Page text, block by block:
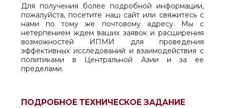
Для получения более подробной информации,
пожалуйста, посетите наш сайт или свяжитесь с
нами по тому же почтовому адресу. Мы с
нетерпением ждем ваших заявок и расширения
возможностей ИПМИ для проведения
эффективных исследований и взаимодействия с
политиками в Центральной Азии и за ее
пределами.
ПОДРОБНОЕ ТЕХНИЧЕСКОЕ ЗАДАНИЕ